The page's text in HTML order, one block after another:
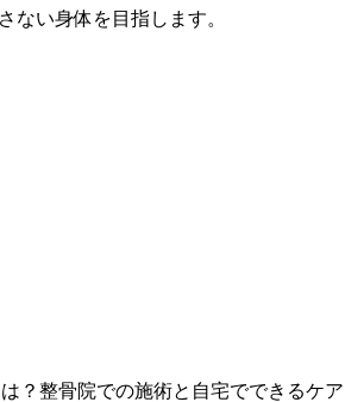
ない身体を目指します。
？整骨院での施術と自宅でできるケ